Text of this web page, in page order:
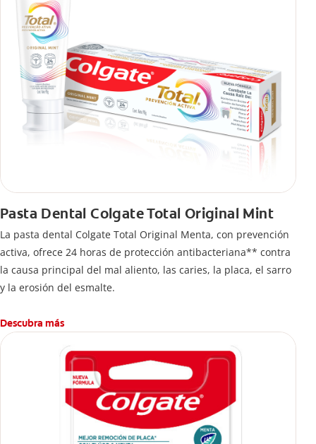
Pasta Dental Colgate Total Original Mint
La pasta dental Colgate Total Original Menta, con prevención
activa, ofrece 24 horas de protección antibacteriana** contra
la causa principal del mal aliento, las caries, la placa, el sarro
y la erosión del esmalte.
Descubra más